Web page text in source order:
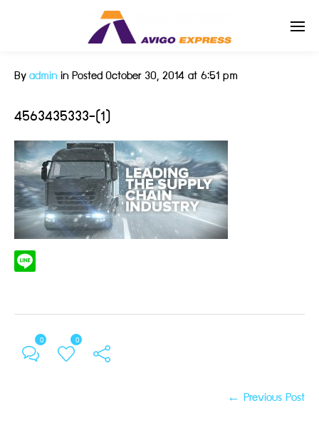
ByadmininPostedOctober 30, 2014 at 6:51 pm
4563435333-(1)
0 0
← Previous Post